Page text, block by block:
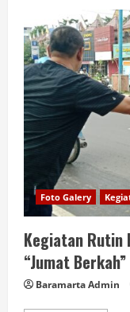
Foto Galery
Kegiatan Rutin
“Jumat Berkah”
Baramarta Admin